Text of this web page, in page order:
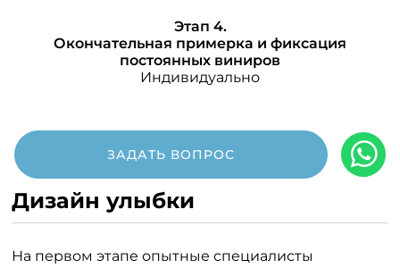
Этап 4.
Окончательная примерка и фиксация
постоянных виниров
Индивидуально
ЗАДАТЬ ВОПРОС
Дизайн улыбки
На первом этапе опытные специалисты